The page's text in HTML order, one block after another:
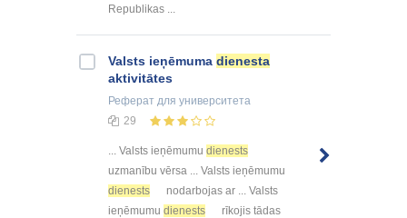
Republikas ...
Valsts ieņēmuma dienesta
aktivitātes
Реферат для университета
29
... Valsts ieņēmumu dienests
uzmanību vērsa ... Valsts ieņēmumu
dienests
nodarbojas ar ... Valsts
ieņēmumu dienests
rīkojis tādas